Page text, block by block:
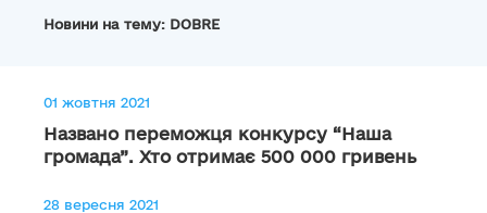
Новини на тему: DOBRE
01 жовтня 2021
Названо переможця конкурсу “Наша
громада”. Хто отримає 500 000 гривень
28 вересня 2021